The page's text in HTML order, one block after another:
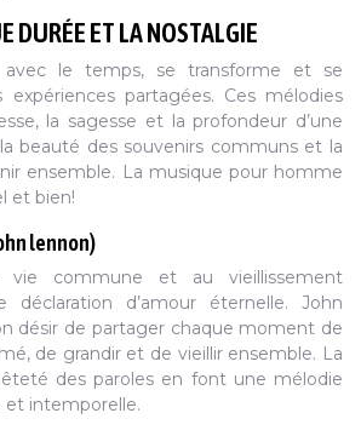
DURÉE ET LA NOSTALGIE
avec le temps, se transforme et se
partagées. Ces mélodies
la sagesse et la profondeur d’une
beauté des souvenirs communs et la
ensemble. La musique pour homme
et bien!
lennon)
commune et au vieillissement
déclaration d’amour éternelle. John
désir de partager chaque moment de
de grandir et de vieillir ensemble. La
des paroles en font une mélodie
et intemporelle.